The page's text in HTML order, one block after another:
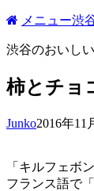
コ
テ
ツ
ス
プ
メニュー渋
渋谷のおいし
柿とチョ
Junko2016年11
「キルフェボ
フランス語で